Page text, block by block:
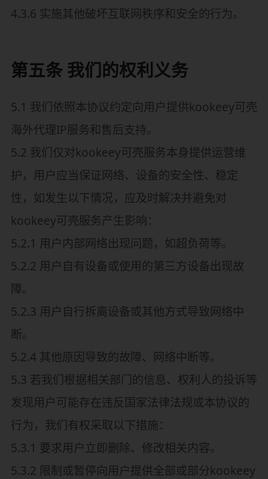
4.3.6 实施其他破坏互联网秩序和安全的行为。
第五条 我们的权利义务
5.1 我们依照本协议约定向用户提供kookeey可壳
海外代理IP服务和售后支持。
5.2 我们仅对kookeey可壳服务本身提供运营维
护，用户应当保证网络、设备的安全性、稳定
性，如发生以下情况，应及时解决并避免对
kookeey可壳服务产生影响：
5.2.1 用户内部网络出现问题，如超负荷等。
5.2.2 用户自有设备或使用的第三方设备出现故
障。
5.2.3 用户自行拆离设备或其他方式导致网络中
断。
5.2.4 其他原因导致的故障、网络中断等。
5.3 若我们根据相关部门的信息、权利人的投诉等
发现用户可能存在违反国家法律法规或本协议的
行为，我们有权采取以下措施：
5.3.1 要求用户立即删除、修改相关内容。
5.3.2 限制或暂停向用户提供全部或部分kookeey